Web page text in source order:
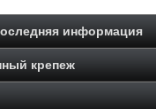
информация
крепеж